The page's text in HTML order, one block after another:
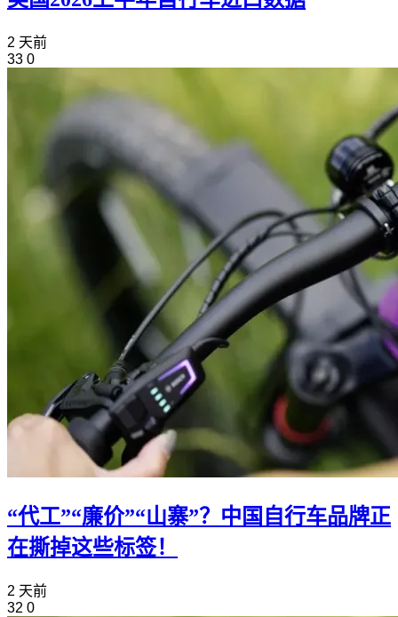
2 天前
33 0
“代工”“廉价”“山寨”？中国自行车品牌正
在撕掉这些标签！
2 天前
32 0